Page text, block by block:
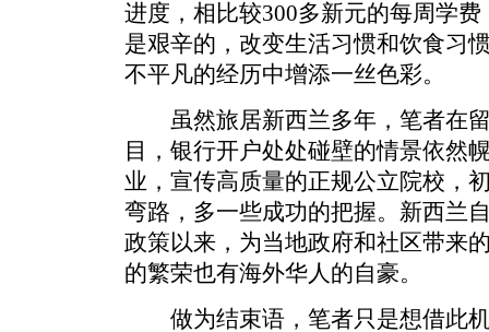
进度，相比较300多新元的每周学
是艰辛的，改变生活习惯和饮食习
不平凡的经历中增添一丝色彩。
虽然旅居新西兰多年，笔者在留
目，银行开户处处碰壁的情景依然
业，宣传高质量的正规公立院校，
弯路，多一些成功的把握。新西兰
政策以来，为当地政府和社区带来
的繁荣也有海外华人的自豪。
做为结束语，笔者只是想借此机